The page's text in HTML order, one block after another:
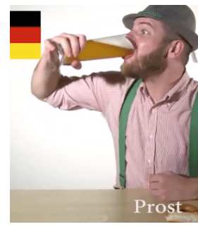
Esse tal de Rock Gaúcho
Os causos de Jorge Luis Borges
Voto obrigatório é correto?
Se queres salvar o mundo, o